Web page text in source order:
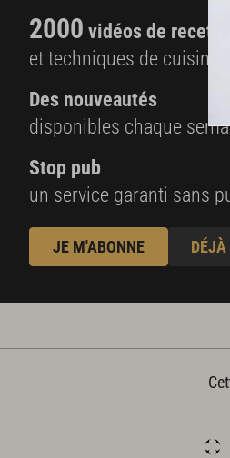
2 c. à s. de vinaigre de Barolo
2000 vidéos de recettes
et techniques de cuisine
Des nouveautés
disponibles chaque
Stop pub
un service garanti sans
JE M'ABONNE